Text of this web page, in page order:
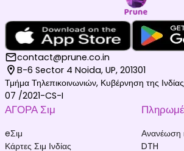
contact@prune.co.in
B-6 Sector 4 Noida, UP, 201301
Τμήμα Τηλεπικοινωνιών, Κυβέρνηση της
07 /2021-CS-I
ΑΓΟΡΑ Σιμ
eΣιμ
Κάρτες Σιμ Ινδίας
Ανανέωση
DTH